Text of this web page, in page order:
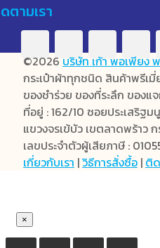
ตามเรา
©2026 บริษัท เก้า พอเพียง
กระเป๋าผ้าทุกชนิด สินค้าพรีเ
ของชำร่วย ของที่ระลึก ของแ
ที่อยู่ : 162/10 ซอยประเสริฐ
แขวงจรเข้บัว เขตลาดพร้าว
เลขประจำตัวผู้เสียภาษี :
เกี่ยวกับเรา |วิธีการสั่งซื้อ | ติ
×